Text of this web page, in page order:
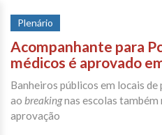
Plenário
Acompanhante para
médicos é aprovado
Banheiros públicos em locais
ao breakingnas escolas também
aprovação